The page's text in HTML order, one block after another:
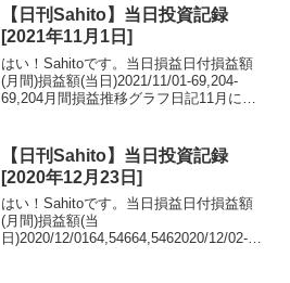
【日刊Sahito】当日投資記録
[2021年11月1日]
はい！Sahitoです。当日損益日付損益額
(月間)損益額(当日)2021/11/01-69,204-
69,204月間損益推移グラフ日記11月にな
ます。ダメなら3日に対策を...
【日刊Sahito】当日投資記録
[2020年12月23日]
はい！Sahitoです。当日損益日付損益額
(月間)損益額(当
日)2020/12/0164,54664,5462020/12/02-